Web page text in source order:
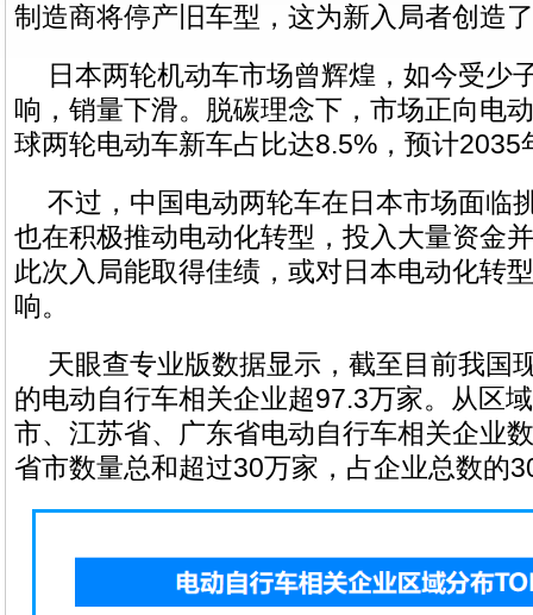
制造商将停产旧车型，这为新入局者创造
日本两轮机动车市场曾辉煌，如今受少
响，销量下滑。脱碳理念下，市场正向电
球两轮电动车新车占比达8.5%，预计2035
不过，中国电动两轮车在日本市场面临
也在积极推动电动化转型，投入大量资金
此次入局能取得佳绩，或对日本电动化转
响。
天眼查专业版数据显示，截至目前我国
的电动自行车相关企业超97.3万家。从区
市、江苏省、广东省电动自行车相关企业
省市数量总和超过30万家，占企业总数的